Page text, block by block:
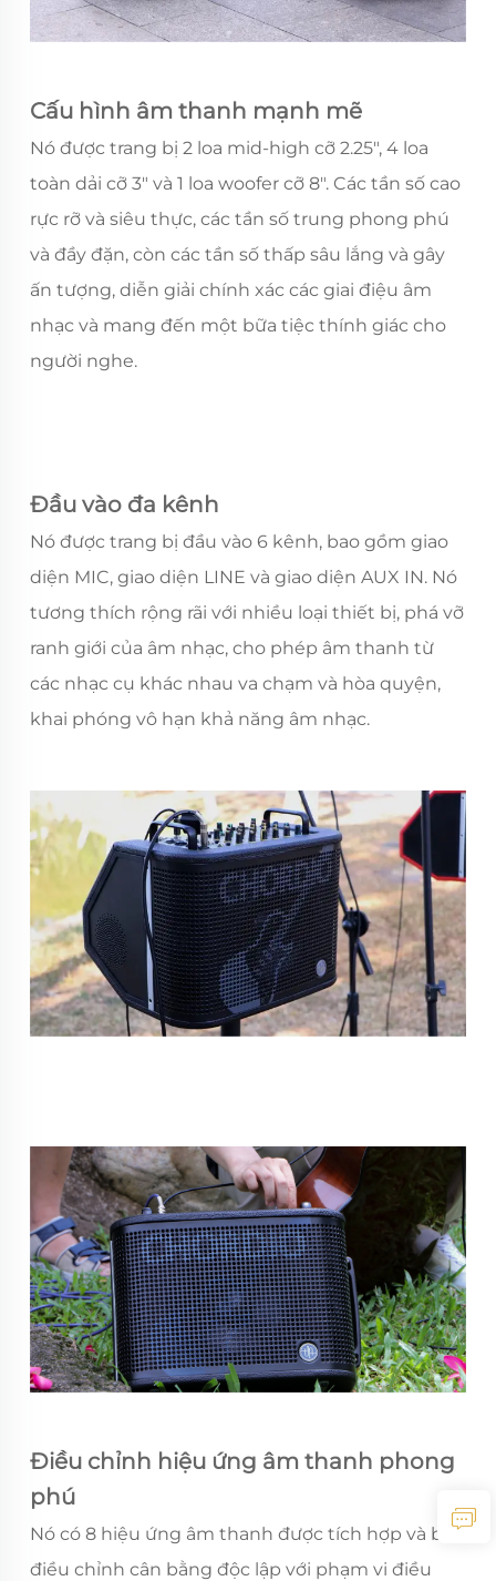
Cấu hình âm thanh mạnh mẽ
Nó được trang bị 2 loa mid-high cỡ 2.25", 4 loa
toàn dải cỡ 3" và 1 loa woofer cỡ 8". Các tần số cao
rực rỡ và siêu thực, các tần số trung phong phú
và đầy đặn, còn các tần số thấp sâu lắng và gây
ấn tượng, diễn giải chính xác các giai điệu âm
nhạc và mang đến một bữa tiệc thính giác cho
người nghe.
Đầu vào đa kênh
Nó được trang bị đầu vào 6 kênh, bao gồm giao
diện MIC, giao diện LINE và giao diện AUX IN. Nó
tương thích rộng rãi với nhiều loại thiết bị, phá vỡ
ranh giới của âm nhạc, cho phép âm thanh từ
các nhạc cụ khác nhau va chạm và hòa quyện,
khai phóng vô hạn khả năng âm nhạc.
Điều chỉnh hiệu ứng âm thanh phong
phú
Nó có 8 hiệu ứng âm thanh được tích hợp và ba
điều chỉnh cân bằng độc lập với phạm vi điều